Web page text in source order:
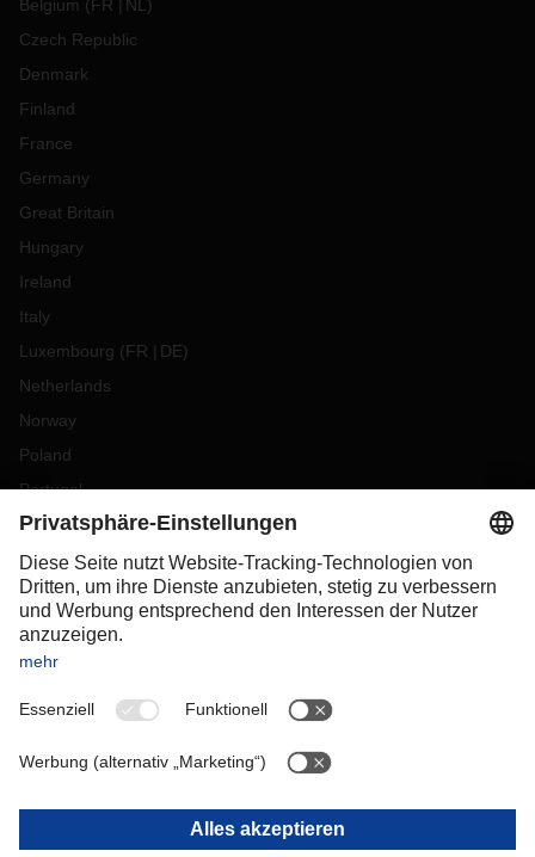
Belgium (FR NL )
Czech Republic
Denmark
Finland
France
Germany
Great Britain
Hungary
Ireland
Italy
Luxembourg (FR DE)
Netherlands
Norway
Poland
Portugal
Romania
Slovakia
Spain
Sweden
Switzerland
OCEANIA